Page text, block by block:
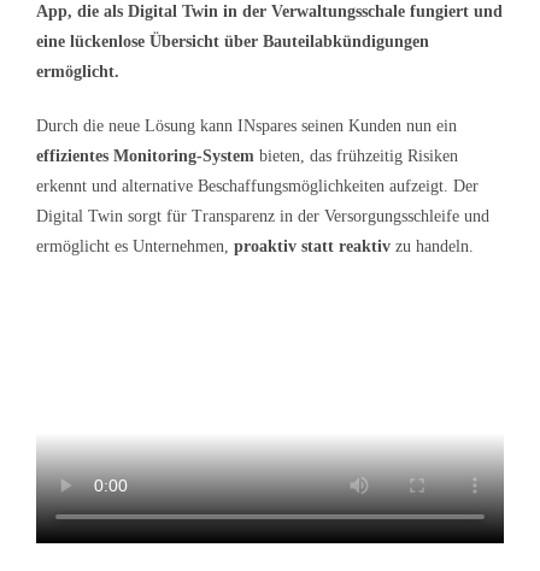
App, die als Digital Twin in der Verwaltungsschale fungiert und
eine lückenlose Übersicht über Bauteilabkündigungen
ermöglicht.
Durch die neue Lösung kann INspares seinen Kunden nun ein
effizientes Monitoring-System bieten, das frühzeitig Risiken
erkennt und alternative Beschaffungsmöglichkeiten aufzeigt. Der
Digital Twin sorgt für Transparenz in der Versorgungsschleife und
ermöglicht es Unternehmen, proaktiv statt reaktiv zu handeln.